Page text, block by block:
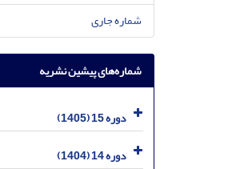
شماره جاری
شماره‌های پیشین نشریه
دوره 15 (1405)
دوره 14 (1404)